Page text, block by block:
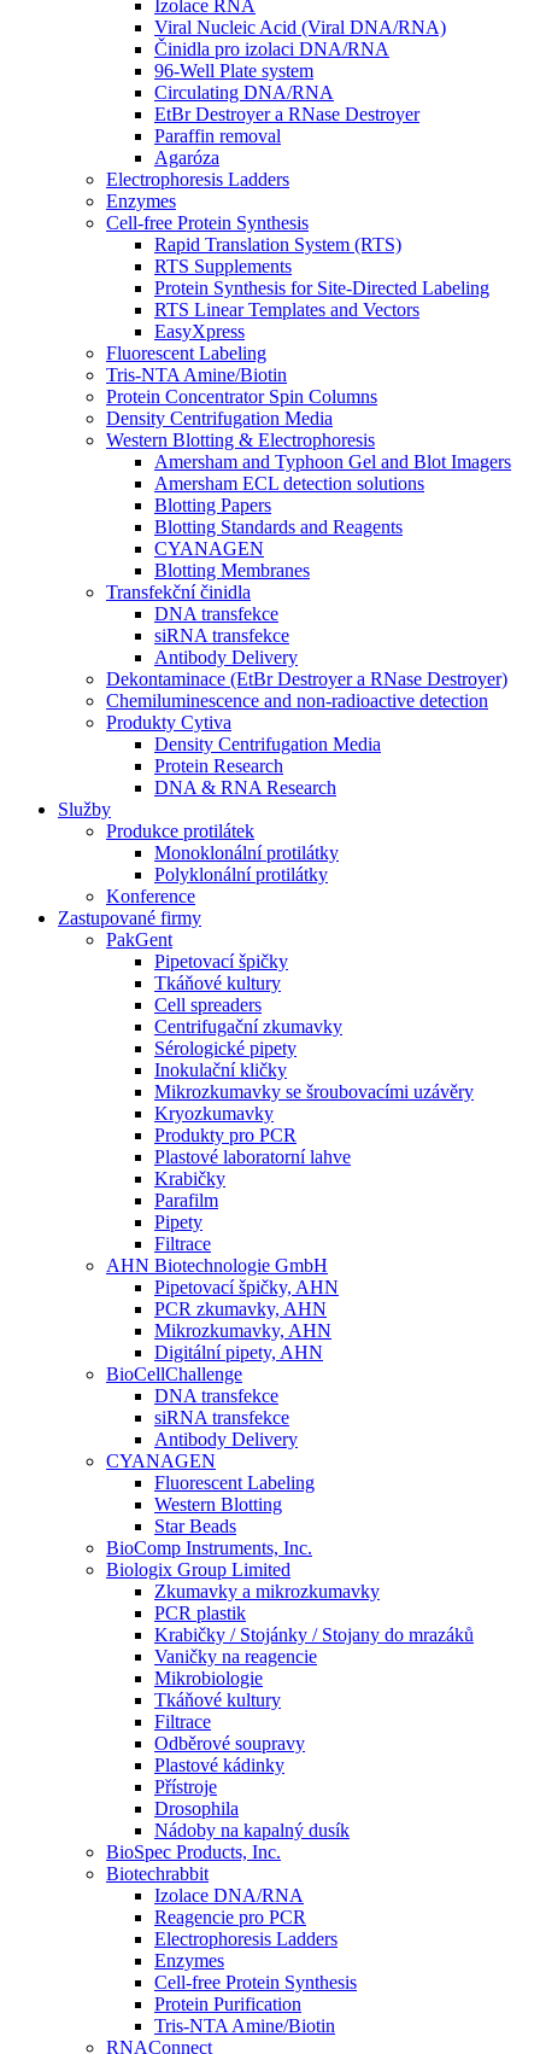
Izolace RNA
Viral Nucleic Acid (Viral DNA/RNA)
Činidla pro izolaci DNA/RNA
96-Well Plate system
Circulating DNA/RNA
EtBr Destroyer a RNase Destroyer
Paraffin removal
Agaróza
Electrophoresis Ladders
Enzymes
Cell-free Protein Synthesis
Rapid Translation System (RTS)
RTS Supplements
Protein Synthesis for Site-Directed Labeling
RTS Linear Templates and Vectors
EasyXpress
Fluorescent Labeling
Tris-NTA Amine/Biotin
Protein Concentrator Spin Columns
Density Centrifugation Media
Western Blotting & Electrophoresis
Amersham and Typhoon Gel and Blot Imagers
Amersham ECL detection solutions
Blotting Papers
Blotting Standards and Reagents
CYANAGEN
Blotting Membranes
Transfekční činidla
DNA transfekce
siRNA transfekce
Antibody Delivery
Dekontaminace (EtBr Destroyer a RNase Destroyer)
Chemiluminescence and non-radioactive detection
Produkty Cytiva
Density Centrifugation Media
Protein Research
DNA & RNA Research
Služby
Produkce protilátek
Monoklonální protilátky
Polyklonální protilátky
Konference
Zastupované firmy
PakGent
Pipetovací špičky
Tkáňové kultury
Cell spreaders
Centrifugační zkumavky
Sérologické pipety
Inokulační kličky
Mikrozkumavky se šroubovacími uzávěry
Kryozkumavky
Produkty pro PCR
Plastové laboratorní lahve
Krabičky
Parafilm
Pipety
Filtrace
AHN Biotechnologie GmbH
Pipetovací špičky, AHN
PCR zkumavky, AHN
Mikrozkumavky, AHN
Digitální pipety, AHN
BioCellChallenge
DNA transfekce
siRNA transfekce
Antibody Delivery
CYANAGEN
Fluorescent Labeling
Western Blotting
Star Beads
BioComp Instruments, Inc.
Biologix Group Limited
Zkumavky a mikrozkumavky
PCR plastik
Krabičky / Stojánky / Stojany do mrazáků
Vaničky na reagencie
Mikrobiologie
Tkáňové kultury
Filtrace
Odběrové soupravy
Plastové kádinky
Přístroje
Drosophila
Nádoby na kapalný dusík
BioSpec Products, Inc.
Biotechrabbit
Izolace DNA/RNA
Reagencie pro PCR
Electrophoresis Ladders
Enzymes
Cell-free Protein Synthesis
Protein Purification
Tris-NTA Amine/Biotin
RNAConnect